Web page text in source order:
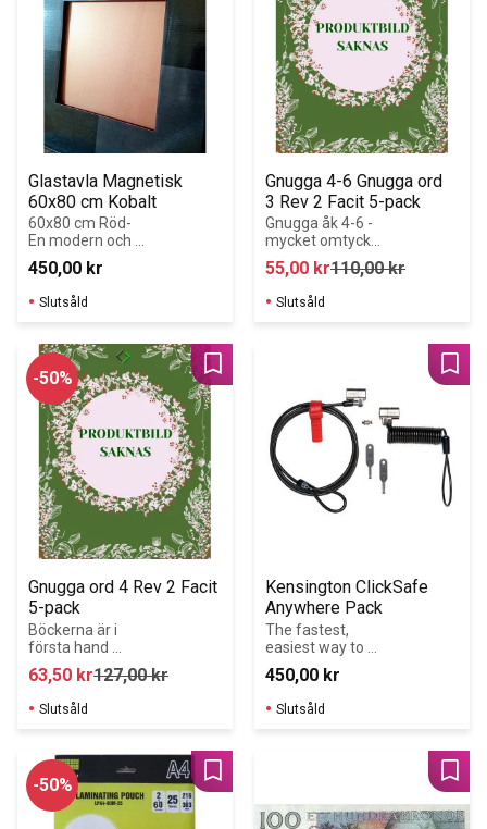
Glastavla Magnetisk
60x80 cm Kobalt
60x80 cm Röd-
En modern och
stilren
glaskrivtavla för
kontoret,
mötesrummet
anslagstavla i
offentliga rum
eller hemma.
450,00 kr
Slutsåld
Gnugga 4-6 Gnugga ord
3 Rev 2 Facit 5-pack
Gnugga åk 4-6 -
mycket omtyckt
av både lärare
och elever
Gnugga är
övningsböcker i
55,00 kr110,00kr
Slutsåld
Gnugga ord 4 Rev 2 Facit
5-pack
Böckerna är i
första hand
avsedda för
elever med
svenska som
modersmål,
också användas
av elever som
läser svenska
som andraspråk.
63,50 kr127,00kr
50% Lägg till i favoriter
Slutsåld
Kensington ClickSafe
Anywhere Pack
The fastest,
easiest way to
secure a laptop
as a security
pack with 2 locks
450,00 kr
Slutsåld
50% Lägg till i favoriter